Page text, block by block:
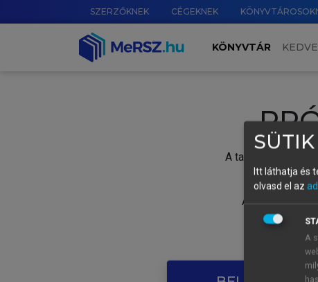
SZERZŐKNEK CÉGEKNEK
KÖNYVTÁR
A tartalom
A
Itt láthatja és
olvasd el az
A